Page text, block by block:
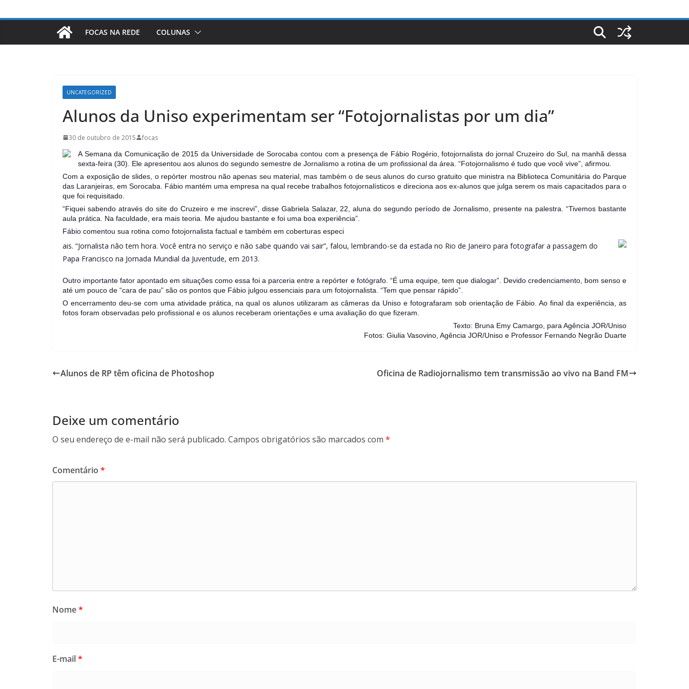
FOCAS NA REDE COLUNAS
UNCATEGORIZED
Alunos da Uniso experimentam ser “Fotojornalistas por um dia”
30 de outubro de 2015 focas
A Semana da Comunicação de 2015 da Universidade de Sorocaba contou com a presença de Fábio Rogério, fotojornalista do jornal Cruzeiro do Sul, na manhã dessa
sexta-feira (30). Ele apresentou aos alunos do segundo semestre de Jornalismo a rotina de um profissional da área. “Fotojornalismo é tudo que você vive”, afirmou.
Com a exposição de slides, o repórter mostrou não apenas seu material, mas também o de seus alunos do curso gratuito que ministra na Biblioteca Comunitária do Parque
das Laranjeiras, em Sorocaba. Fábio mantém uma empresa na qual recebe trabalhos fotojornalísticos e direciona aos ex-alunos que julga serem os mais capacitados para o
que foi requisitado.
“Fiquei sabendo através do site do Cruzeiro e me inscrevi”, disse Gabriela Salazar, 22, aluna do segundo período de Jornalismo, presente na palestra. “Tivemos bastante
aula prática. Na faculdade, era mais teoria. Me ajudou bastante e foi uma boa experiência”.
Fábio comentou sua rotina como fotojornalista factual e também em coberturas especi
ais. “Jornalista não tem hora. Você entra no serviço e não sabe quando vai sair”, falou, lembrando-se da estada no Rio de Janeiro para fotografar a passagem do
Papa Francisco na Jornada Mundial da Juventude, em 2013.
Outro importante fator apontado em situações como essa foi a parceria entre a repórter e fotógrafo. “É uma equipe, tem que dialogar”. Devido credenciamento, bom senso e
até um pouco de “cara de pau” são os pontos que Fábio julgou essenciais para um fotojornalista. “Tem que pensar rápido”.
O encerramento deu-se com uma atividade prática, na qual os alunos utilizaram as câmeras da Uniso e fotografaram sob orientação de Fábio. Ao final da experiência, as
fotos foram observadas pelo profissional e os alunos receberam orientações e uma avaliação do que fizeram.
Texto: Bruna Emy Camargo, para Agência JOR/Uniso
Fotos: Giulia Vasovino, Agência JOR/Uniso e Professor Fernando Negrão Duarte
Alunos de RP têm oficina de Photoshop Oficina de Radiojornalismo tem transmissão ao vivo na Band FM
Deixe um comentário
O seu endereço de e-mail não será publicado. Campos obrigatórios são marcados com *
Comentário *
Nome*
E-mail*